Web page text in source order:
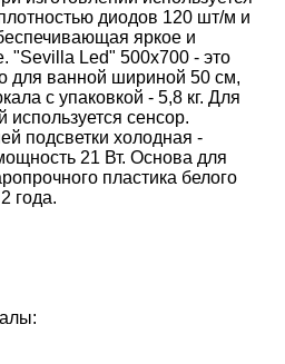
диодов 120 шт/м и
яркое и
"Sevilla Led" 500х700 - это
для ванной шириной 50 см,
с упаковкой - 5,8 кг. Для
используется cенсор.
подсветки холодная -
21 Вт. Основа для
пластика белого
года.